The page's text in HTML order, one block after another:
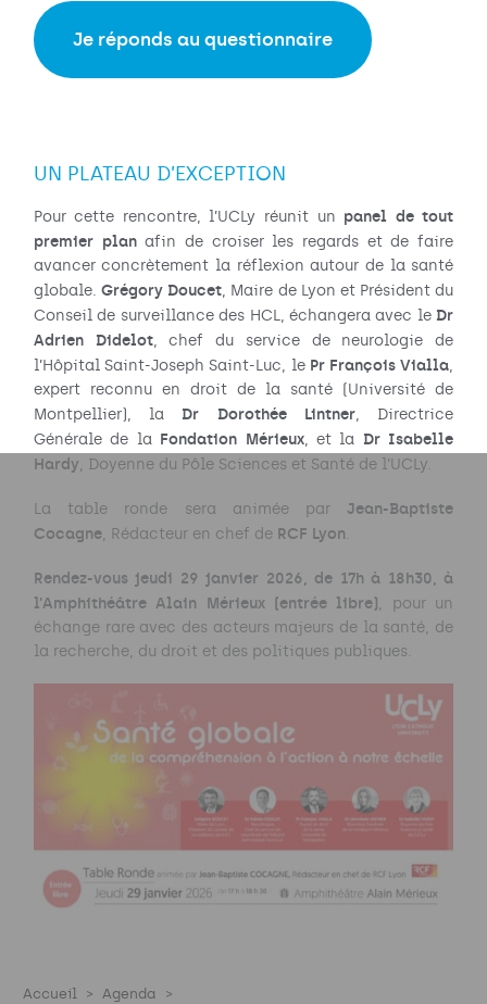
Je réponds au questionnaire
UN PLATEAU D’EXCEPTION
Pour cette rencontre, l’UCLy réunit un panel de tout
premier planafin de croiser les regards et de faire
avancer concrètement la réflexion autour de la santé
globale.Grégory Doucet, Maire de Lyon et Président du
Conseil de surveillance des HCL, échangera avec le Dr
Adrien Didelot, chef du service de neurologie de
l’Hôpital Saint-Joseph Saint-Luc, le Pr François Vialla,
expert reconnu en droit de la santé (Université de
Montpellier), la Dr Dorothée Lintner, Directrice
Générale de la Fondation Mérieux, et la Dr Isabelle
Hardy, Doyenne du Pôle Sciences et Santé de l’UCLy.
La table ronde sera animée par Jean-Baptiste
Cocagne, Rédacteur en chef de RCF Lyon.
Rendez-vous jeudi 29 janvier 2026, de 17h à 18h30, à
l’Amphithéâtre Alain Mérieux (entrée libre), pour un
échange rare avec des acteurs majeurs de la santé, de
la recherche, du droit et des politiques publiques.
Accueil
Agenda